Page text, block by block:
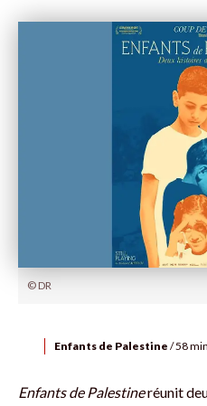
© DR
Enfants de Palestine / 58
Enfants de Palestineréunit